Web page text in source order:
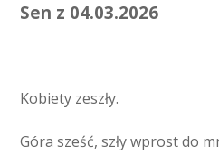
Sen z 04.03.2026
Kobiety zeszły.
Góra sześć, szły wprost do